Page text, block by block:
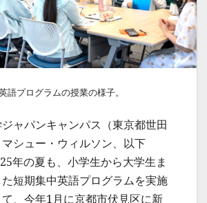
語プログラムの授業の様子。
ャパンキャンパス（東京都世田
シュー・ウィルソン、以下
年の夏も、小学生から大学生ま
短期集中英語プログラムを実施
、今年1月に京都市伏見区に新